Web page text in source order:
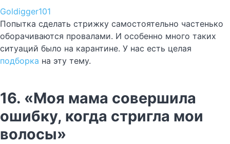
Goldigger101
Попытка сделать стрижку самостоятельно частенько
оборачиваются провалами. И особенно много таких
ситуаций было на карантине. У нас есть целая
подборка на эту тему.
16. «Моя мама совершила
ошибку, когда стригла мои
волосы»